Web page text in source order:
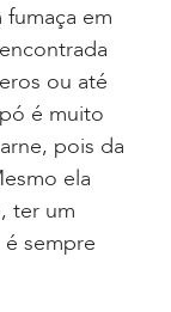
em
ou até
é muito
pois da
ela
ter um
sempre